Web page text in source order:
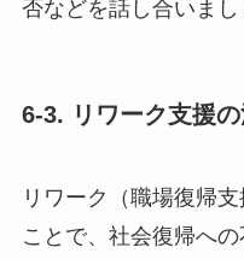
否などを話し合いまし
6-3. リワーク支援の
リワーク（職場復帰
ことで、社会復帰へ